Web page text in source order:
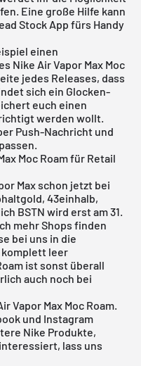
Eine große Hilfe kann
Stock App fürs Handy
einen
Nike Air Vapor Max Moc
jedes Releases, dass
sich ein Glocken-
euch einen
werden wollt.
Push-Nachricht und
Moc Roam für Retail
Max schon jetzt bei
43einhalb,
BSTN wird erst am 31.
mehr Shops finden
bei uns in die
leer
ist sonst überall
auch noch bei
Vapor Max Moc Roam.
und Instagram
Nike Produkte,
lass uns